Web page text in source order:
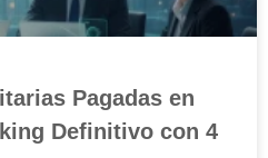
Pagadas en
Definitivo con 4